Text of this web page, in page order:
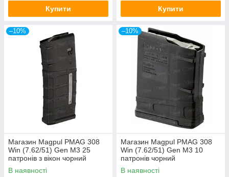
Купити Купити
–10%
Магазин Magpul PMAG 308
Win (7.62/51) Gen M3 25
патронів з вікон чорний
В наявності
–10%
Магазин Magpul PMAG 308
Win (7.62/51) Gen M3 10
патронів чорний
В наявності